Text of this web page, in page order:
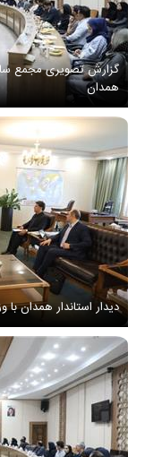
گزارش تصویری مجمع
همدان
دیدار استاندار همدان